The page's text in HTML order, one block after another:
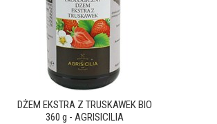
DŻEM EKSTRA Z TRUSKAWEK BIO
360 g - AGRISICILIA